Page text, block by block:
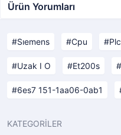
Ürün Yorumları
Sıemens Cpu Plc
Uzak I O Et200s
6es7 151-1aa06-0ab1
KATEGORİLER